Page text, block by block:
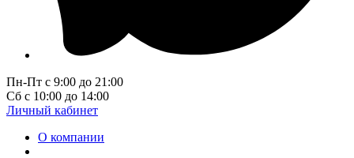
Пн-Пт с 9:00 до 21:00
Сб с 10:00 до 14:00
Личный кабинет
О компании